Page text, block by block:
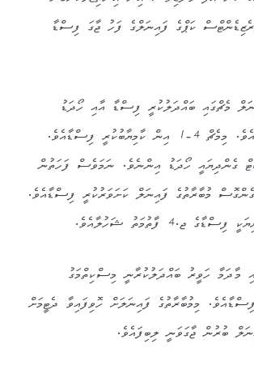
ކަޕްގެ ފައިނަލްގެ ފަހު ޖާގަ ފިސްޑާ
މެޗްގައި ބައްދަލުކުރީ ފިސްޑާ އާއި ހޯދަޑު
ވެށިނަލަ ޖަމްމިއްޔާ އެވެ. މިމެޗް 4-1 އިން ކާމިޔާބުކުރީ ފިސްޑާއެވެ.
ގެންދިޔައީ ހޯދަޑު އިންނެވެ. ނަމަވެސް ފަހަތުން
މުބާރާތުގެ ފައިނަލް ކަށަވަރުކުރީ ފިސްޑާއެވެ.
ޖ.4 ފާތުމަތު ޝަހުލާއެވެ.
މާދަމާ ހަވީރު ބައްދަލުކުރާނީ މިސްކިތްމަގު
މިމުބާރާތުގެ ފައިނަލަށް ހޮވިފައިވާ ދެޓީމަށް
ބުރުން ޖާގަވަނީ ލިބިފައެވެ.